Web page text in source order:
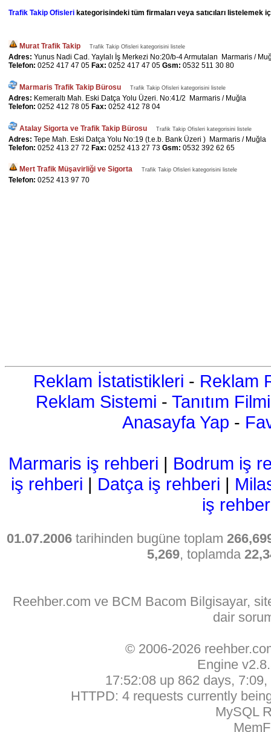
Trafik Takip Ofisleri kategorisindeki tüm firmaları veya satıcıları listelemek
Murat Trafik Takip Trafik Takip Ofisleri kategorisini listele
Adres: Yunus Nadi Cad. Yaylalı İş Merkezi No:20/b-4 Armutalan Marmaris /
Telefon: 0252 417 47 05 Fax: 0252 417 47 05 Gsm: 0532 511 30 80
Marmaris Trafik Takip Bürosu Trafik Takip Ofisleri kategorisini listele
Adres: Kemeraltı Mah. Eski Datça Yolu Üzeri. No:41/2 Marmaris / Muğla
Telefon: 0252 412 78 05 Fax: 0252 412 78 04
Atalay Sigorta ve Trafik Takip Bürosu Trafik Takip Ofisleri kategorisini listele
Adres: Tepe Mah. Eski Datça Yolu No:19 (t.e.b. Bank Üzeri ) Marmaris / Muğla
Telefon: 0252 413 27 72 Fax: 0252 413 27 73 Gsm: 0532 392 62 65
Mert Trafik Müşavirliği ve Sigorta Trafik Takip Ofisleri kategorisini listele
Telefon: 0252 413 97 70
Reklam İstatistikleri - Reklam
Reklam Sistemi - Tanıtım Filmi
Anasayfa Yap -
Marmaris iş rehberi | Bodrum iş
iş rehberi | Datça iş rehberi |
iş
01.07.2006 tarihinden bugüne toplam
5,269, toplamda
Reehber.com ve BCM Bacom Bilgisayar,
dair
© 2006-2026
Engine
17:52:08 up 862 days,
HTTPD: 4 requests currently
MySQL